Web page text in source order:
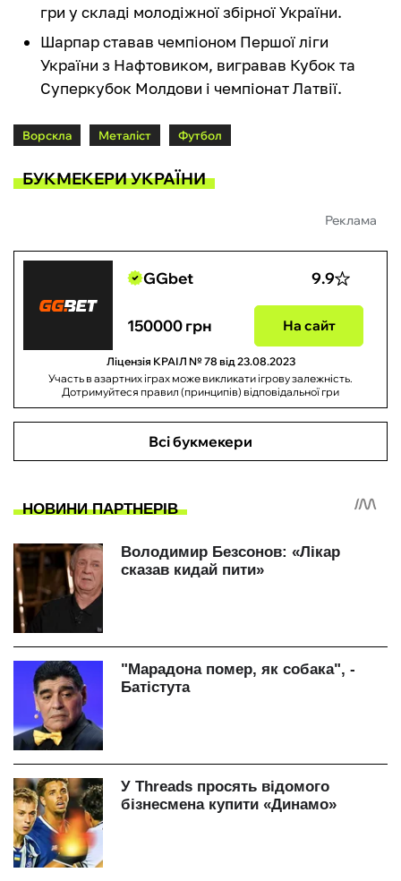
гри у складі молодіжної збірної України.
Шарпар ставав чемпіоном Першої ліги
України з Нафтовиком, вигравав Кубок та
Суперкубок Молдови і чемпіонат Латвії.
Ворскла Металіст Футбол
БУКМЕКЕРИ УКРАЇНИ
Реклама
GGbet 9.9
150000 грн На сайт
Ліцензія КРАІЛ № 78 від 23.08.2023
Участь в азартних іграх може викликати ігрову залежність.
Дотримуйтеся правил (принципів) відповідальної гри
Всі букмекери